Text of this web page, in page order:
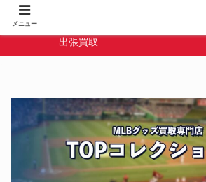
出張買取
メニュー